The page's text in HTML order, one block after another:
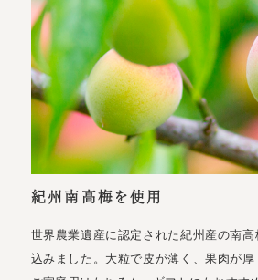
紀州南高梅を使用
世界農業遺産に認定された紀州産の南
込みました。大粒で皮が薄く、果肉が厚